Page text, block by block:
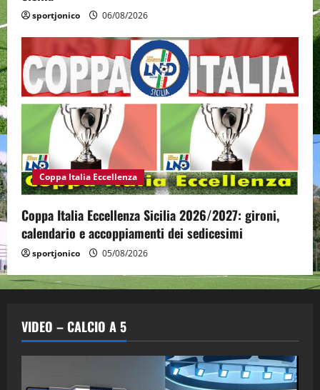
sportjonico 06/08/2026
Coppa Italia Eccellenza
Coppa Italia Eccellenza Sicilia 2026/2027: gironi,
calendario e accoppiamenti dei sedicesimi
sportjonico 05/08/2026
VIDEO – CALCIO A 5